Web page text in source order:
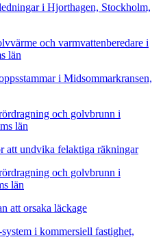
i Hjorthagen, Stockholm,
och varmvattenberedare i
län
i Midsommarkransen,
och golvbrunn i
län
att undvika felaktiga räkningar
och golvbrunn i
län
att orsaka läckage
i kommersiell fastighet,